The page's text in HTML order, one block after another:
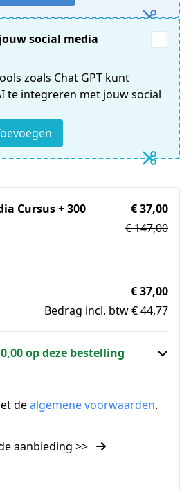
social media
zoals Chat GPT kunt
te integreren met jouw social
Cursus + 300
€ 37,00
€ 147,00
€ 37,00
Bedrag incl. btw € 44,77
op deze bestelling
dealgemene voorwaarden.
aanbieding >>